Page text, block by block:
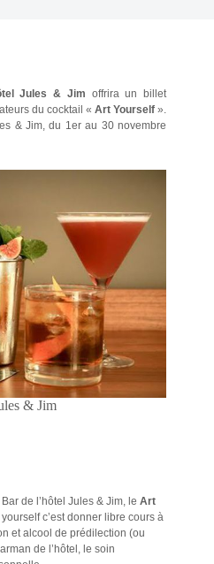
Jules & Jim offrira un billet
du cocktail «Art Yourself ».
& Jim, du 1er au 30 novembre
& Jim
de l’hôtel Jules & Jim, le Art
c’est donner libre cours à
et alcool de prédilection (ou
de l’hôtel, le soin